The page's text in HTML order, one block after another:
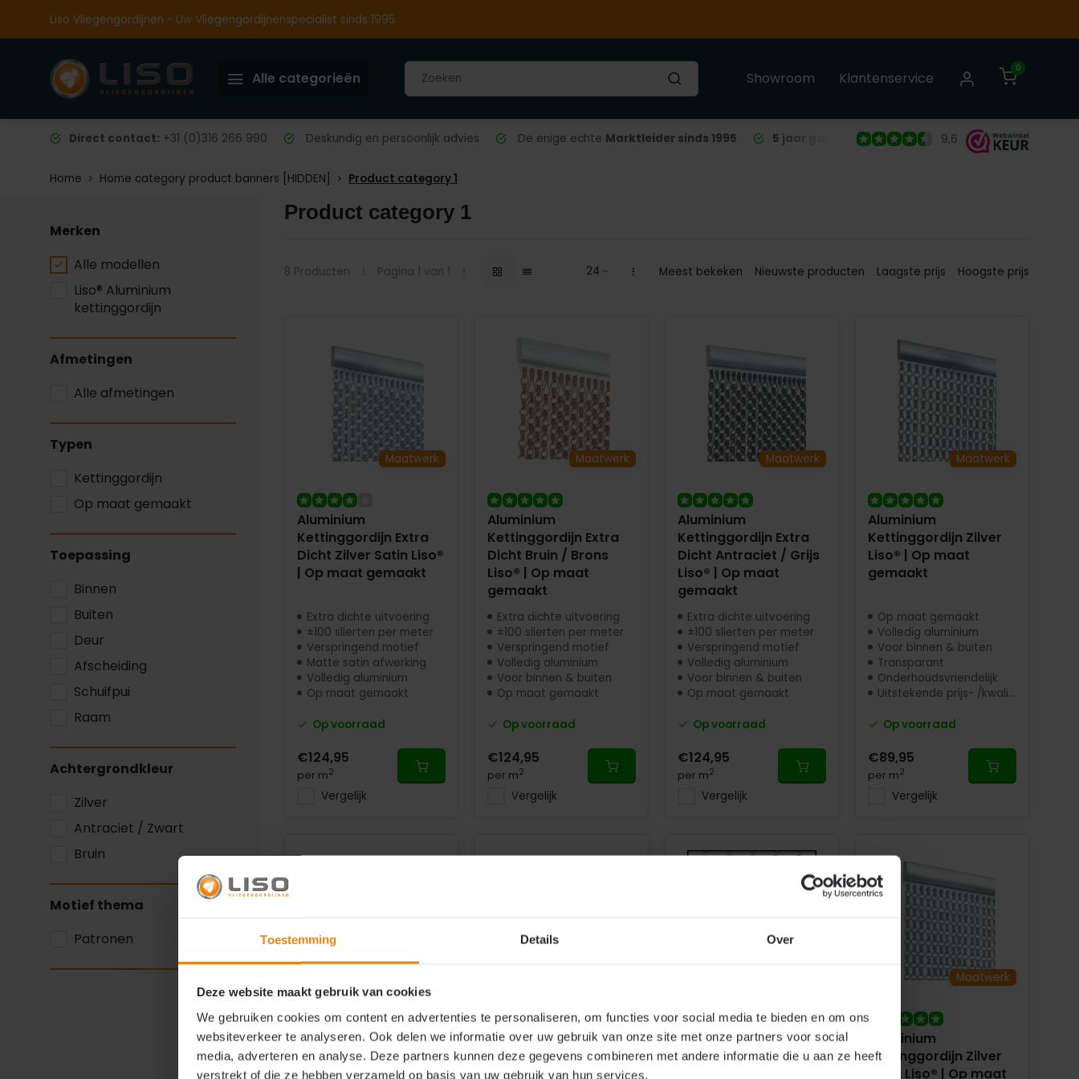
Toestemming Details Over
Deze website maakt gebruik van cookies
We gebruiken cookies om content en advertenties te personaliseren, om functies voor social media te bieden en om ons
websiteverkeer te analyseren. Ook delen we informatie over uw gebruik van onze site met onze partners voor social
media, adverteren en analyse. Deze partners kunnen deze gegevens combineren met andere informatie die u aan ze heeft
verstrekt of die ze hebben verzameld op basis van uw gebruik van hun services.
Liso Vliegengordijnen - Uw Vliegengordijnenspecialist sinds 1995
Alle categorieën Showroom Klantenservice
0
Direct contact: +31 (0)316 266 990 Deskundig en persoonlijk advies De enige echte Marktleider sinds 1995 5 jaar garantieop alle Liso® Vliegengordijnen
9,6
Home Home category product banners [HIDDEN] Product category 1
Merken
Alle modellen
Liso® Aluminium
kettinggordijn
Afmetingen
Alle afmetingen
Typen
Kettinggordijn
Op maat gemaakt
Toepassing
Binnen
Buiten
Deur
Afscheiding
Schuifpui
Raam
Achtergrondkleur
Zilver
Antraciet / Zwart
Bruin
Motief thema
Patronen
Product category 1
8 Producten Pagina 1 van 1 Meest bekeken Nieuwste producten Laagste prijs Hoogste prijs
Maatwerk
Aluminium
Kettinggordijn Extra
Dicht Zilver Satin Liso®
| Op maat gemaakt
Extra dichte uitvoering
±100 slierten per meter
Verspringend motief
Matte satin afwerking
Volledig aluminium
Op maat gemaakt
Op voorraad
€124,95
per m2
Vergelijk
Maatwerk
Aluminium
Kettinggordijn Extra
Dicht Bruin / Brons
Liso® | Op maat
gemaakt
Extra dichte uitvoering
±100 slierten per meter
Verspringend motief
Volledig aluminium
Voor binnen & buiten
Op maat gemaakt
Op voorraad
€124,95
per m2
Vergelijk
Maatwerk
Aluminium
Kettinggordijn Extra
Dicht Antraciet / Grijs
Liso® | Op maat
gemaakt
Extra dichte uitvoering
±100 slierten per meter
Verspringend motief
Volledig aluminium
Voor binnen & buiten
Op maat gemaakt
Op voorraad
€124,95
per m2
Vergelijk
Maatwerk
Aluminium
Kettinggordijn Zilver
Liso® | Op maat
gemaakt
Op maat gemaakt
Volledig aluminium
Voor binnen & buiten
Transparant
Onderhoudsvriendelijk
Uitstekende prijs- /kwaliteit
Op voorraad
€89,95
per m2
Vergelijk
Aluminium
Kettinggordijn Bruin /
Brons Liso® | Op maat
Aluminium
Kettinggordijn
Antraciet / Grijs Liso® |
Aluminium
Kettinggordijn Zwart
Maatwerk
Aluminium
Kettinggordijn Zilver
Satin Liso® | Op maat